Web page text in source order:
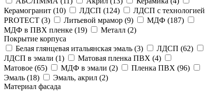
Керамогранит (10) ЛДСП (124)
ЛДСП с технологией
PROTECT (3) Литьевой мрамор (9) МДФ (187)
МДФ в ПВХ пленке (19) Металл (2)
Покрытие корпуса
Белая глянцевая итальянская эмаль (3) ЛДСП (62)
ЛДСП в эмали (1) Матовая пленка ПВХ (4)
Матовое (65) МДФ в эмали (2) Пленка ПВХ (96)
Эмаль (18) Эмаль, акрил (2)
Материал фасада